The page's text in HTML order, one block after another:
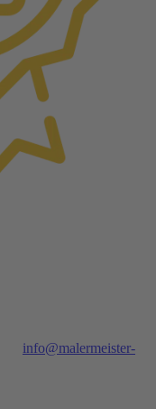
info@malermeister-